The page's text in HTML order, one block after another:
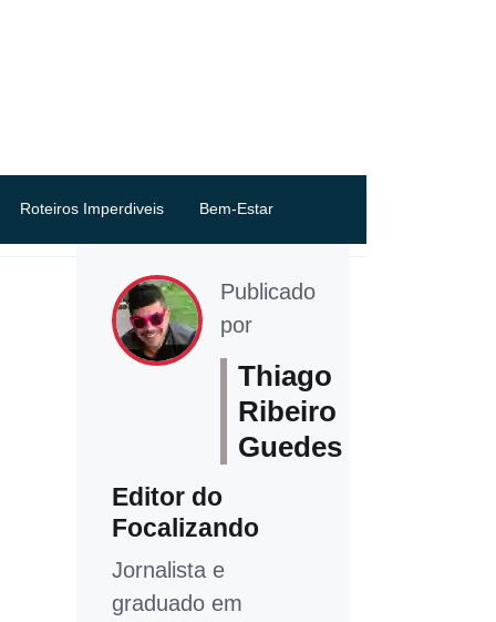
Roteiros Imperdiveis Bem-Estar
Publicado
por
Thiago
Ribeiro
Guedes
Editor do
Focalizando
Jornalista e
graduado em